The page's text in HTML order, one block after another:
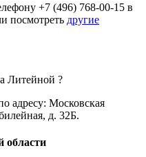
+7 (496) 768-00-15 в
посмотреть другие
Литейной ?
адресу: Московская
д. 32Б.
области